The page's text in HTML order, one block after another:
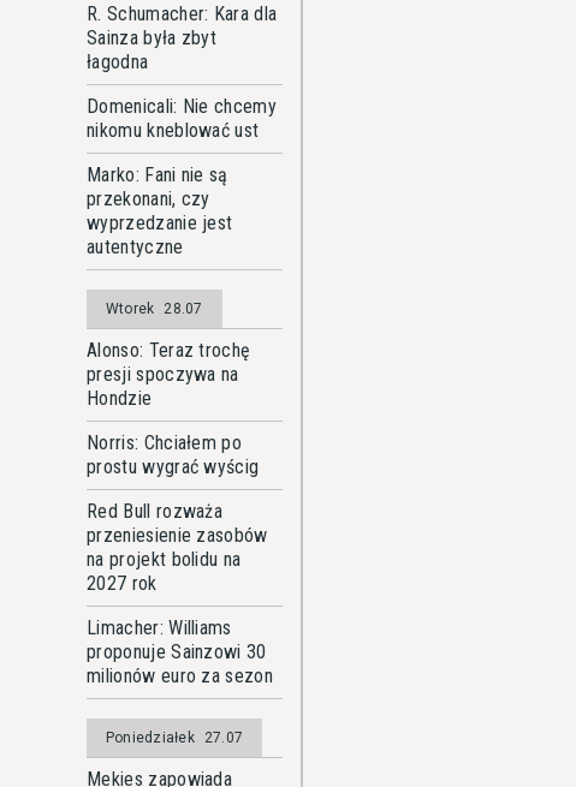
R. Schumacher: Kara dla
Sainza była zbyt
łagodna
Domenicali: Nie chcemy
nikomu kneblować ust
Marko: Fani nie są
przekonani, czy
wyprzedzanie jest
autentyczne
Wtorek 28.07
Alonso: Teraz trochę
presji spoczywa na
Hondzie
Norris: Chciałem po
prostu wygrać wyścig
Red Bull rozważa
przeniesienie zasobów
na projekt bolidu na
2027 rok
Limacher: Williams
proponuje Sainzowi 30
milionów euro za sezon
Poniedziałek 27.07
Mekies zapowiada